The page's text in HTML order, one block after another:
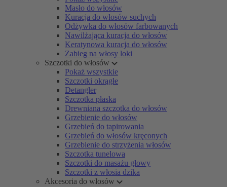
Masło do włosów
Kuracja do włosów suchych
Odżywka do włosów farbowanych
Nawilżająca kuracja do włosów
Keratynowa kuracja do włosów
Zabieg na włosy loki
Szczotki do włosów
Pokaż wszystkie
Szczotki okrągłe
Detangler
Szczotka płaska
Drewniana szczotka do włosów
Grzebienie do włosów
Grzebień do tapirowania
Grzebień do włosów kręconych
Grzebienie do strzyżenia włosów
Szczotka tunelowa
Szczotki do masażu głowy
Szczotki z włosia dzika
Akcesoria do włosów